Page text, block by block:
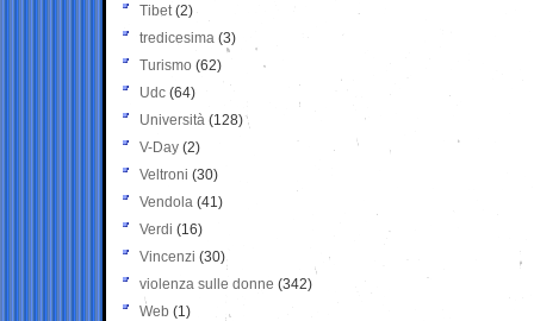
Tibet(2)
tredicesima (3)
Turismo (62)
Udc (64)
Università (128)
V-Day (2)
Veltroni (30)
Vendola (41)
Verdi (16)
Vincenzi (30)
violenza sulle donne (342)
Web (1)